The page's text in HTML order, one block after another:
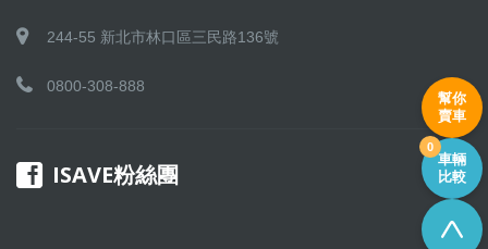
244-55 新北市林口區三民路136號
0800-308-888
ISAVE粉絲團
幫你
賣車
車輛
比較
0